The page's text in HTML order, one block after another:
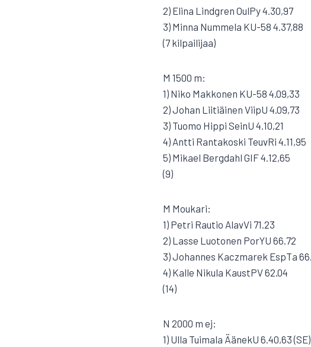
2) Elina Lindgren OulPy 4.30,97
3) Minna Nummela KU-58 4.37,88
(7 kilpailijaa)
M 1500 m:
1) Niko Makkonen KU-58 4.09,33
2) Johan Liitiäinen ViipU 4.09,73
3) Tuomo Hippi SeinU 4.10,21
4) Antti Rantakoski TeuvRi 4.11,95
5) Mikael Bergdahl GIF 4.12,65
(9)
M Moukari:
1) Petri Rautio AlavVi 71.23
2) Lasse Luotonen PorYU 66.72
3) Johannes Kaczmarek EspTa
4) Kalle Nikula KaustPV 62.04
(14)
N 2000 m ej:
1) Ulla Tuimala ÄänekU 6.40,63 (SE)